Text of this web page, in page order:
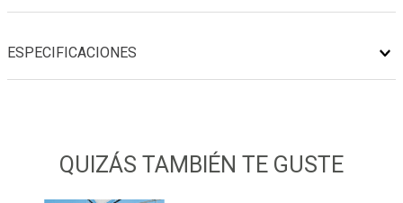
ESPECIFICACIONES
QUIZÁS TAMBIÉN TE GUSTE